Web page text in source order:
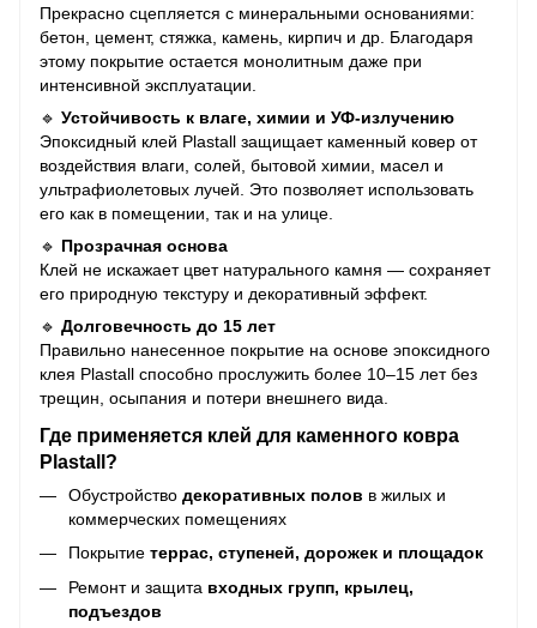
Прекрасно сцепляется с минеральными основаниями:
бетон, цемент, стяжка, камень, кирпич и др. Благодаря
этому покрытие остается монолитным даже при
интенсивной эксплуатации.
🔹 Устойчивость к влаге, химии и УФ-излучению
Эпоксидный клей Plastall защищает каменный ковер от
воздействия влаги, солей, бытовой химии, масел и
ультрафиолетовых лучей. Это позволяет использовать
его как в помещении, так и на улице.
🔹 Прозрачная основа
Клей не искажает цвет натурального камня — сохраняет
его природную текстуру и декоративный эффект.
🔹 Долговечность до 15 лет
Правильно нанесенное покрытие на основе эпоксидного
клея Plastall способно прослужить более 10–15 лет без
трещин, осыпания и потери внешнего вида.
Где применяется клей для каменного ковра
Plastall?
Обустройство декоративных полов в жилых и
коммерческих помещениях
Покрытие террас, ступеней, дорожек и площадок
Ремонт и защита входных групп, крылец,
подъездов